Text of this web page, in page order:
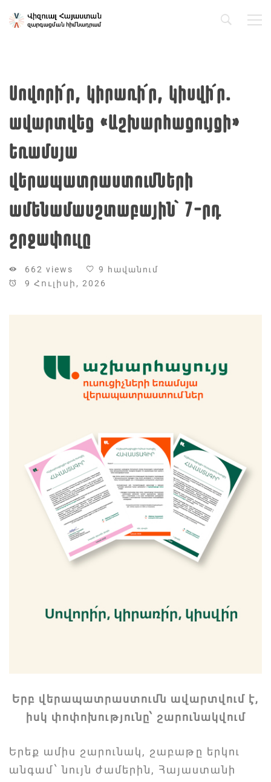
Սովորի՛ր, կիրառի՛ր, կիսվի՛ր․
ավարտվեց «Աշխարհացույցի»
Եռամսյա
վերապատրաստումների
ամենամասշտաբային՝ 7-րդ
շրջափուլը
662 views
9 հավանում
9 Հուլիսի, 2026
Երբ վերապատրաստումն ավարտվում է,
իսկ փոփոխությունը՝ շարունակվում
Երեք ամիս շարունակ, շաբաթը երկու
անգամ՝ նույն ժամերին, Հայաստանի